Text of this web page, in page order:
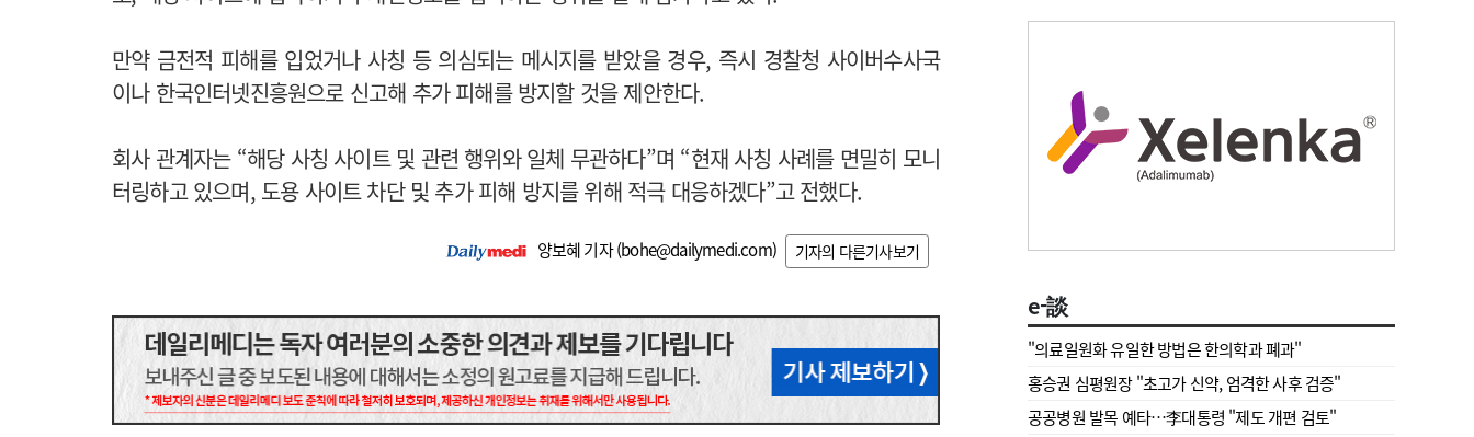
만약 금전적 피해를 입었거나 사칭 등 의심되는 메시지를 받았을 경우, 즉시 경찰청 사이버수사국
이나 한국인터넷진흥원으로 신고해 추가 피해를 방지할 것을 제안한다.
회사 관계자는 “해당 사칭 사이트 및 관련 행위와 일체 무관하다”며 “현재 사칭 사례를 면밀히 모니
터링하고 있으며, 도용 사이트 차단 및 추가 피해 방지를 위해 적극 대응하겠다”고 전했다.
양보혜 기자 (bohe@dailymedi.com) 기자의 다른기사보기
e-談
"의료일원화 유일한 방법은 한의학과 폐과"
홍승권 심평원장 " 초고가 신약, 엄격한 사후 검증"
공공병원 발목 예타…李대통령 "제도 개편 검토"